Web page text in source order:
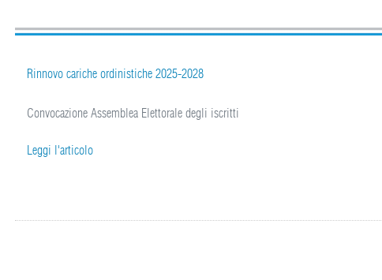
Rinnovo cariche ordinistiche 2025-2028
Convocazione Assemblea Elettorale degli iscritti
Leggi l'articolo